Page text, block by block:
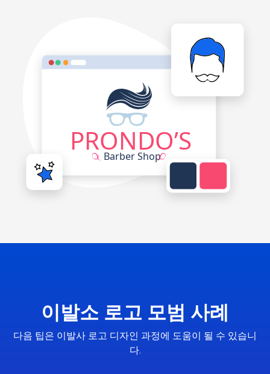
이발소 로고 모범 사례
다음 팁은 이발사 로고 디자인 과정에 도움이 될 수 있습니
다.